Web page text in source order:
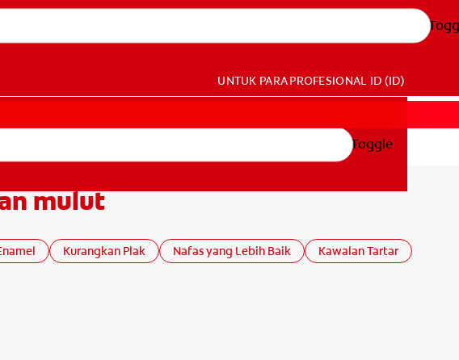
UNTUK PARA PROFESIONAL ID (ID)
Toggle
mulut
Kurangkan Plak Nafas yang Lebih Baik
Kawalan Tartar